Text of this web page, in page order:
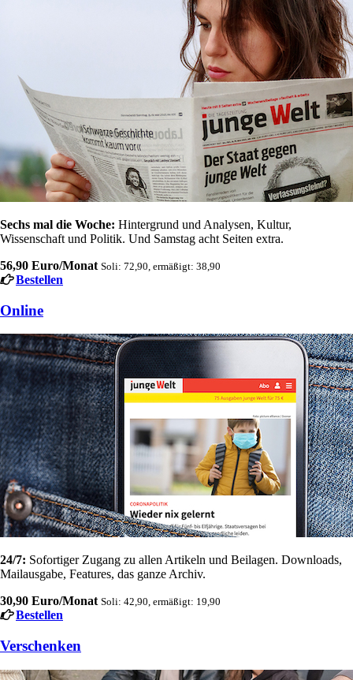
Sechs mal die Woche: Hintergrund und Analysen, Kultur,
Wissenschaft und Politik. Und Samstag acht Seiten extra.
56,90 Euro/Monat Soli: 72,90, ermäßigt: 38,90
Bestellen
Online
24/7: Sofortiger Zugang zu allen Artikeln und Beilagen. Downloads,
Mailausgabe, Features, das ganze Archiv.
30,90 Euro/Monat Soli: 42,90, ermäßigt: 19,90
Bestellen
Verschenken